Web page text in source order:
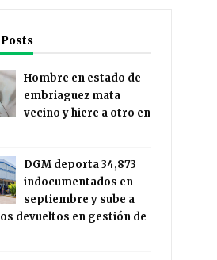
Hombre en estado de
embriaguez mata
vecino y hiere a otro en
DGM deporta 34,873
indocumentados en
septiembre y sube a
devueltos en gestión de